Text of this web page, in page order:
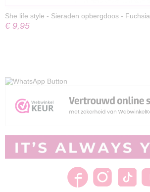
She life style - Sieraden opbergdoos - Fuchsia
€ 9,95